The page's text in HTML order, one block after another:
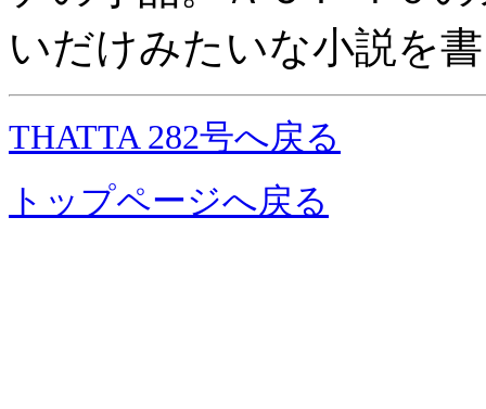
いだけみたいな小説を
THATTA 282号へ戻る
トップページへ戻る